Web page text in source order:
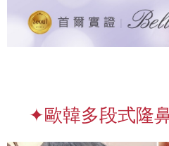
✦歐韓多段式隆